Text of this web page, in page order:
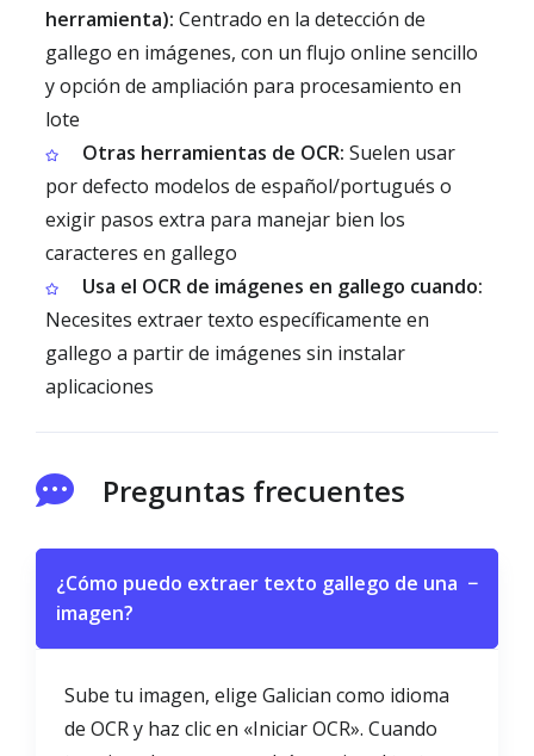
herramienta): Centrado en la detección de
gallego en imágenes, con un flujo online sencillo
y opción de ampliación para procesamiento en
lote
Otras herramientas de OCR: Suelen usar
por defecto modelos de español/portugués o
exigir pasos extra para manejar bien los
caracteres en gallego
Usa el OCR de imágenes en gallego cuando:
Necesites extraer texto específicamente en
gallego a partir de imágenes sin instalar
aplicaciones
Preguntas frecuentes
¿Cómo puedo extraer texto gallego de una
imagen?
−
Sube tu imagen, elige Galician como idioma
de OCR y haz clic en «Iniciar OCR». Cuando